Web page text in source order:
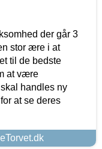
der går 3
stor ære i at
til de bedste
at være
handles ny
at se deres